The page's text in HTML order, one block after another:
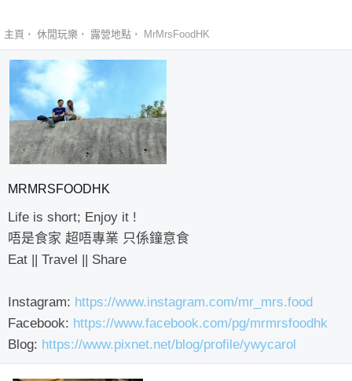
主頁 休閒玩樂 露營地點 MrMrsFoodHK
MRMRSFOODHK
Life is short; Enjoy it !
唔是食家 超唔專業 只係鐘意食
Eat || Travel || Share
Instagram: https://www.instagram.com/mr_mrs.food
Facebook: https://www.facebook.com/pg/mrmrsfoodhk
Blog: https://www.pixnet.net/blog/profile/ywycarol